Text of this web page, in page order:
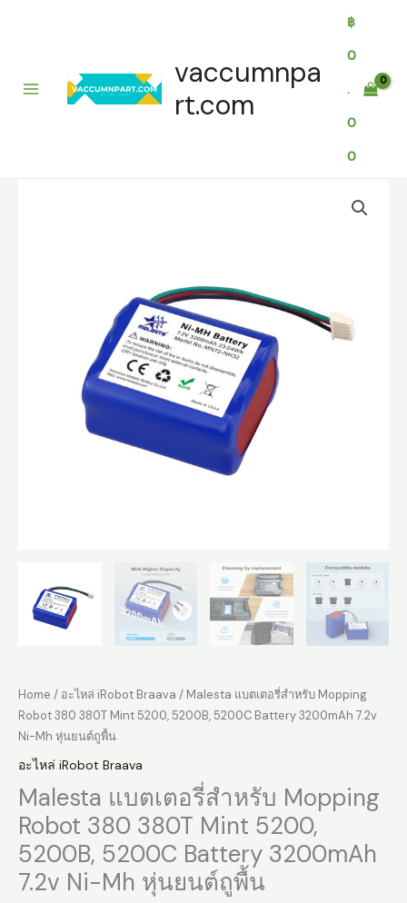
vaccumnpa
rt.com
฿
0
.
0
0
Home / อะไหล่ iRobot Braava / Malesta แบตเตอรี่สำหรับ Mopping
Robot 380 380T Mint 5200, 5200B, 5200C Battery 3200mAh 7.2v
Ni-Mh หุ่นยนต์ถูพื้น
อะไหล่ iRobot Braava
Malesta แบตเตอรี่สำหรับ Mopping
Robot 380 380T Mint 5200,
5200B, 5200C Battery 3200mAh
7.2v Ni-Mh หุ่นยนต์ถูพื้น